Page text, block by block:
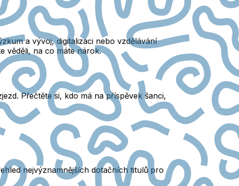
a vývoj, digitalizaci nebo vzdělávání
věděli, na co máte nárok.
Přečtěte si, kdo má na příspěvek šanci,
nejvýznamnějších dotačních titulů pro